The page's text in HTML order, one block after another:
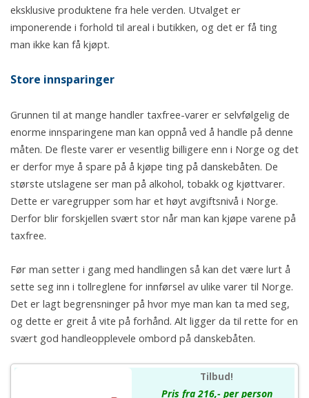
eksklusive produktene fra hele verden. Utvalget er
imponerende i forhold til areal i butikken, og det er få ting
man ikke kan få kjøpt.
Store innsparinger
Grunnen til at mange handler taxfree-varer er selvfølgelig de
enorme innsparingene man kan oppnå ved å handle på denne
måten. De fleste varer er vesentlig billigere enn i Norge og det
er derfor mye å spare på å kjøpe ting på danskebåten. De
største utslagene ser man på alkohol, tobakk og kjøttvarer.
Dette er varegrupper som har et høyt avgiftsnivå i Norge.
Derfor blir forskjellen svært stor når man kan kjøpe varene på
taxfree.
Før man setter i gang med handlingen så kan det være lurt å
sette seg inn i tollreglene for innførsel av ulike varer til Norge.
Det er lagt begrensninger på hvor mye man kan ta med seg,
og dette er greit å vite på forhånd. Alt ligger da til rette for en
svært god handleopplevele ombord på danskebåten.
Tilbud!
Pris fra 216,- per person